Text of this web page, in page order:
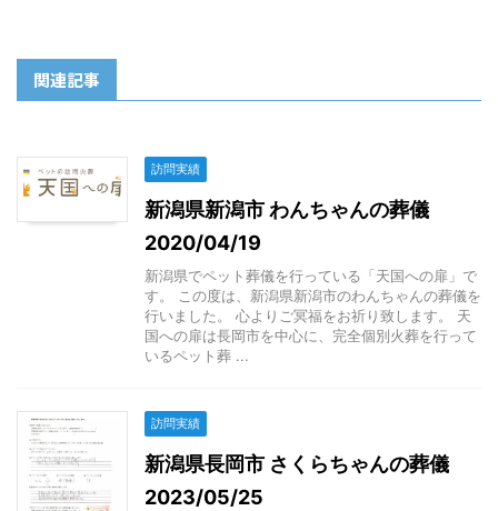
関連記事
訪問実績
新潟県新潟市 わんちゃんの葬儀
2020/04/19
新潟県でペット葬儀を行っている「天国への扉」で
す。 この度は、新潟県新潟市のわんちゃんの葬儀を
行いました。 心よりご冥福をお祈り致します。 天
国への扉は長岡市を中心に、完全個別火葬を行って
いるペット葬 ...
訪問実績
新潟県長岡市 さくらちゃんの葬儀
2023/05/25